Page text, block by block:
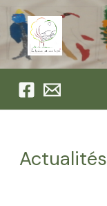
Aller
au
contenu
Actualités